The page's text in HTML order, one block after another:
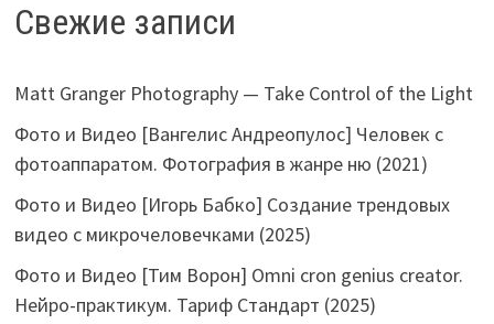
Свежие записи
Matt Granger Photography — Take Control of the Light
Фото и Видео [Вангелис Андреопулос] Человек с
фотоаппаратом. Фотография в жанре ню (2021)
Фото и Видео [Игорь Бабко] Создание трендовых
видео с микрочеловечками (2025)
Фото и Видео [Тим Ворон] Omni cron genius creator.
Нейро-практикум. Тариф Стандарт (2025)